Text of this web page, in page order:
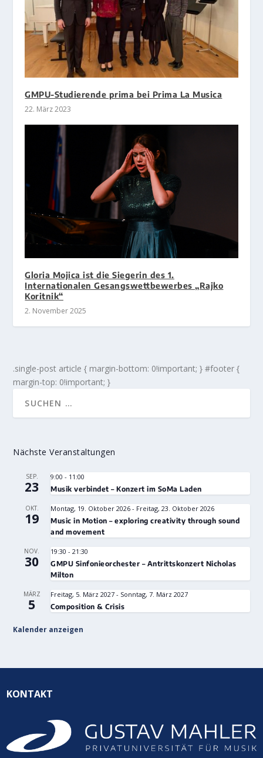
GMPU-Studierende prima bei Prima La Musica
22. März 2023
Gloria Mojica ist die Siegerin des 1.
Internationalen Gesangswettbewerbes „Rajko
Koritnik“
2. November 2025
.single-post article { margin-bottom: 0!important; } #footer {
margin-top: 0!important; }
Nächste Veranstaltungen
SEP.
23
9:00 - 11:00
Musik verbindet – Konzert im SoMa Laden
OKT.
19
Montag, 19. Oktober 2026 - Freitag, 23. Oktober 2026
Music in Motion – exploring creativity through sound
and movement
NOV.
30
19:30 -21:30
GMPU Sinfonieorchester – Antrittskonzert Nicholas
Milton
MÄRZ
5
Freitag, 5. März 2027 - Sonntag, 7. März 2027
Composition & Crisis
Kalender anzeigen
KONTAKT